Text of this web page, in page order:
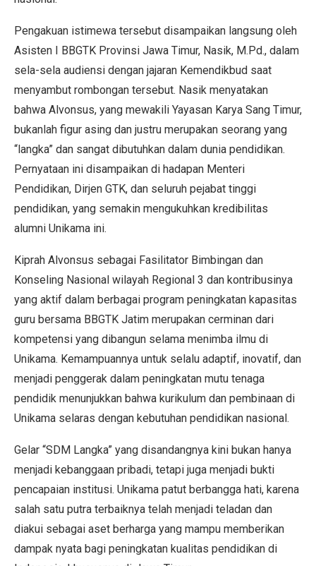
Pengakuan istimewa tersebut disampaikan langsung oleh
Asisten I BBGTK Provinsi Jawa Timur, Nasik, M.Pd., dalam
sela-sela audiensi dengan jajaran Kemendikbud saat
menyambut rombongan tersebut. Nasik menyatakan
bahwa Alvonsus, yang mewakili Yayasan Karya Sang Timur,
bukanlah figur asing dan justru merupakan seorang yang
“langka” dan sangat dibutuhkan dalam dunia pendidikan.
Pernyataan ini disampaikan di hadapan Menteri
Pendidikan, Dirjen GTK, dan seluruh pejabat tinggi
pendidikan, yang semakin mengukuhkan kredibilitas
alumni Unikama ini.
Kiprah Alvonsus sebagai Fasilitator Bimbingan dan
Konseling Nasional wilayah Regional 3 dan kontribusinya
yang aktif dalam berbagai program peningkatan kapasitas
guru bersama BBGTK Jatim merupakan cerminan dari
kompetensi yang dibangun selama menimba ilmu di
Unikama. Kemampuannya untuk selalu adaptif, inovatif, dan
menjadi penggerak dalam peningkatan mutu tenaga
pendidik menunjukkan bahwa kurikulum dan pembinaan di
Unikama selaras dengan kebutuhan pendidikan nasional.
Gelar “SDM Langka” yang disandangnya kini bukan hanya
menjadi kebanggaan pribadi, tetapi juga menjadi bukti
pencapaian institusi. Unikama patut berbangga hati, karena
salah satu putra terbaiknya telah menjadi teladan dan
diakui sebagai aset berharga yang mampu memberikan
dampak nyata bagi peningkatan kualitas pendidikan di